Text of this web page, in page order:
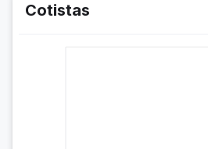
Cotistas